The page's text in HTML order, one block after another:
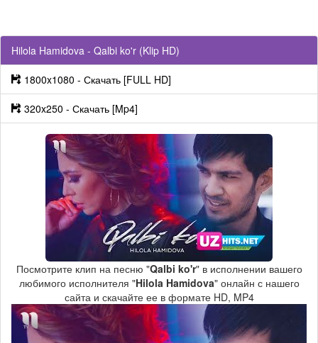
Hilola Hamidova - Qalbi ko'r (Klip HD)
1800x1080 - Скачать [FULL HD]
320x250 - Скачать [Mp4]
Посмотрите клип на песню "Qalbi ko'r" в исполнении вашего
любимого исполнителя "Hilola Hamidova" онлайн с нашего
сайта и скачайте ее в формате HD, MP4